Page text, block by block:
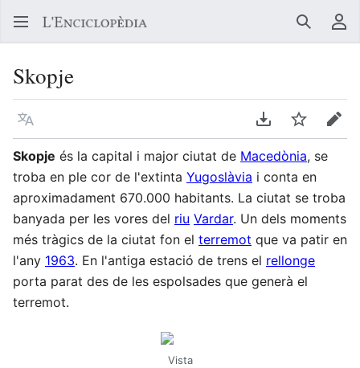
Buscar
Skopje
Llegir en un atre idioma Descarregar en
Vigilar
Skopje és la capital i major ciutat de Macedònia, se
troba en ple cor de l'extinta Yugoslàvia i conta en
aproximadament 670.000 habitants. La ciutat se troba
banyada per les vores del riu Vardar. Un dels moments
més tràgics de la ciutat fon el terremot que va patir en
l'any 1963. En l'antiga estació de trens el rellonge
porta parat des de les espolsades que generà el
terremot.
Vista